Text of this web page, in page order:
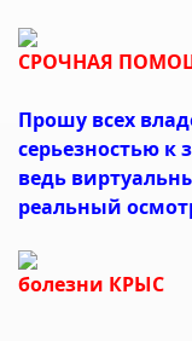
СРОЧНАЯ
Прошу всех
серьезностью к
ведь
реальный
болезни КРЫС